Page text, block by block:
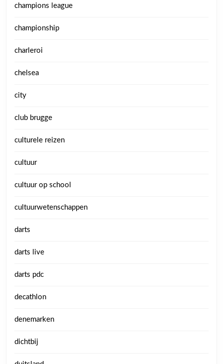
champions league
championship
charleroi
chelsea
city
club brugge
culturele reizen
cultuur
cultuur op school
cultuurwetenschappen
darts
darts live
darts pdc
decathlon
denemarken
dichtbij